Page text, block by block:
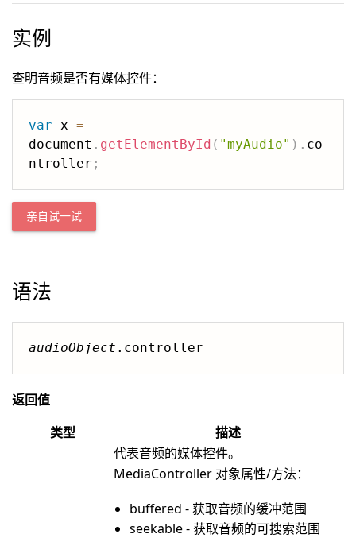
实例
查明音频是否有媒体控件：
var x =
document . getElementById ( "myAudio" ) . co
ntroller ;
亲自试一试
语法
audioObject .controller
返回值
类型
描述
代表音频的媒体控件。
MediaController 对象属性/方法：
buffered - 获取音频的缓冲范围
seekable - 获取音频的可搜索范围